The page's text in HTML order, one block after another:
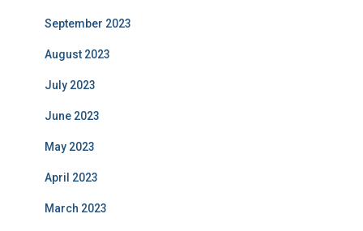
September 2023
August 2023
July 2023
June 2023
May 2023
April 2023
March 2023